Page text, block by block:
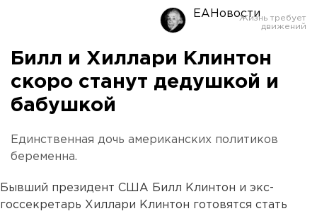
Оренбург
ЕАНовости
Билл и Хиллари Клинтон
скоро станут дедушкой и
бабушкой
Единственная дочь американских политиков
беременна.
Бывший президент США Билл Клинтон и экс-
госсекретарь Хиллари Клинтон готовятся стать